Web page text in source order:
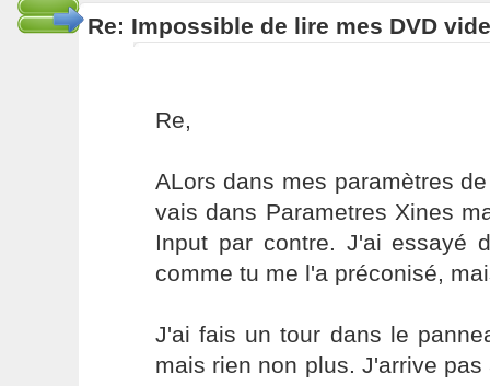
Re: Impossible de lire mes DVD
Re,
ALors dans mes paramètres
vais dans Parametres Xines
Input par contre. J'ai essayé
comme tu me l'a préconisé,
J'ai fais un tour dans le
mais rien non plus. J'arrive